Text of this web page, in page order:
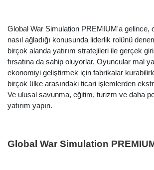
Global War Simulation PREMIUM'a gelince,
nasıl ağladığı konusunda liderlik rolünü
birçok alanda yatırım stratejileri ile gerçek
fırsatına da sahip oluyorlar. Oyuncular mal
ekonomiyi geliştirmek için fabrikalar
birçok ülke arasındaki ticari işlemlerden
Ve ulusal savunma, eğitim, turizm ve daha
yatırım yapın.
Global War Simulation